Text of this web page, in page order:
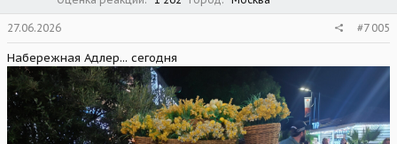
27.06.2026 #7 005
Набережная Адлер... сегодня